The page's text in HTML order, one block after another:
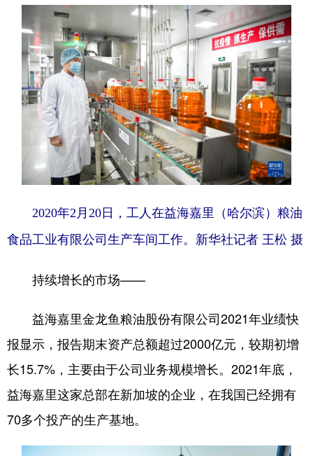
2020年2月20日，工人在益海嘉里（哈尔滨）粮油
食品工业有限公司生产车间工作。新华社记者 王松 摄
持续增长的市场——
益海嘉里金龙鱼粮油股份有限公司2021年业绩快
报显示，报告期末资产总额超过2000亿元，较期初增
长15.7%，主要由于公司业务规模增长。2021年底，
益海嘉里这家总部在新加坡的企业，在我国已经拥有
70多个投产的生产基地。